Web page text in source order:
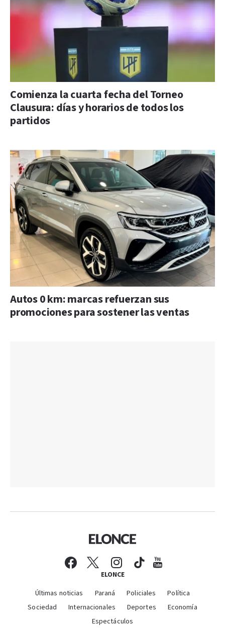
Comienza la cuarta fecha del Torneo
Clausura: días y horarios de todos los
partidos
Autos 0 km: marcas refuerzan sus
promociones para sostener las ventas
ELONCE
Últimas noticias Paraná Policiales
Política
Sociedad
Internacionales Deportes
Economía
Espectáculos